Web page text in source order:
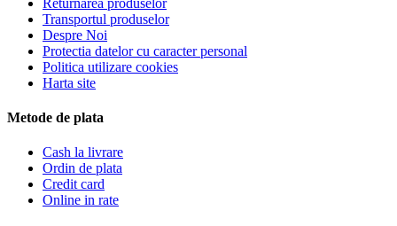
Transportul produselor
Despre Noi
Protectia datelor cu caracter personal
Politica utilizare cookies
Harta site
Metode de plata
Cash la livrare
Ordin de plata
Credit card
Online in rate